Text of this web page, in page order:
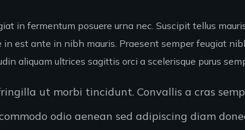
in fermentum posuere urna nec. Suscipit tellus
in est ante in nibh mauris. Praesent semper feugiat
aliquam ultrices sagittis orci a scelerisque purus
ut morbi tincidunt. Convallis a cras
odio aenean sed adipiscing diam